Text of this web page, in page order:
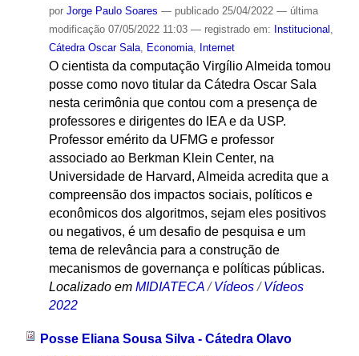
por Jorge Paulo Soares — publicado25/04/2022 — última
modificação07/05/2022 11:03 — registrado em: Institucional
Cátedra Oscar Sala, Economia, Internet
O cientista da computação Virgílio Almeida tomou
posse como novo titular da Cátedra Oscar Sala
nesta cerimônia que contou com a presença de
professores e dirigentes do IEA e da USP.
Professor emérito da UFMG e professor
associado ao Berkman Klein Center, na
Universidade de Harvard, Almeida acredita que a
compreensão dos impactos sociais, políticos e
econômicos dos algoritmos, sejam eles positivos
ou negativos, é um desafio de pesquisa e um
tema de relevância para a construção de
mecanismos de governança e políticas públicas.
Localizado em MIDIATECA /Vídeos /Vídeos
2022
Posse Eliana Sousa Silva - Cátedra Olavo